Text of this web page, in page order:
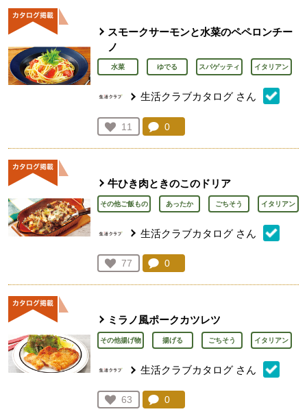
スモークサーモンと水菜のペペロンチー
ノ
水菜 ゆでる スパゲッティ イタリアン
生活クラブカタログ さん
お気に入り登録：
11
人が登録
コメント：
0
牛ひき肉ときのこのドリア
その他ご飯もの あったか ごちそう イタリアン
生活クラブカタログ さん
お気に入り登録：
77
人が登録
コメント：
0
ミラノ風ポークカツレツ
その他揚げ物 揚げる ごちそう イタリアン
生活クラブカタログ さん
お気に入り登録：
63
人が登録
コメント：
0